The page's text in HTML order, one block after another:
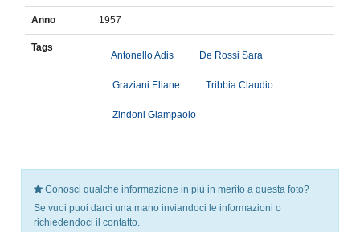
Anno 1957
Tags
Antonello Adis De Rossi Sara
Graziani Eliane Tribbia Claudio
Zindoni Giampaolo
Conosci qualche informazione in più in merito a questa foto?
Se vuoi puoi darci una mano inviandoci le informazioni o
richiedendoci il contatto.